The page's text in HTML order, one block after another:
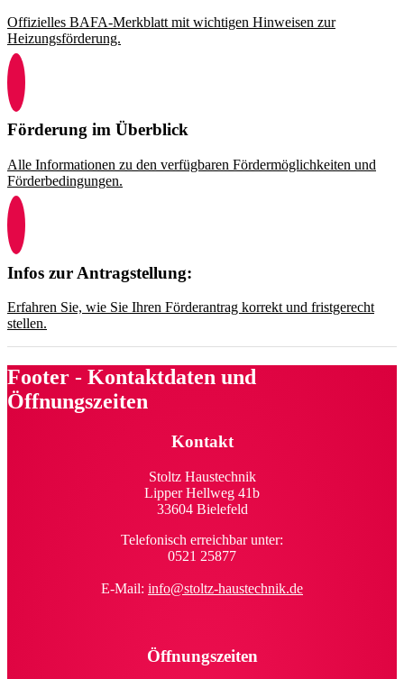
Offizielles BAFA-Merkblatt mit wichtigen Hinweisen zur
Heizungsförderung.
Förderung im Überblick
Alle Informationen zu den verfügbaren Fördermöglichkeiten und
Förderbedingungen.
Infos zur Antragstellung:
Erfahren Sie, wie Sie Ihren Förderantrag korrekt und fristgerecht
stellen.
Footer - Kontaktdaten und
Öffnungszeiten
Kontakt
Stoltz Haustechnik
Lipper Hellweg 41b
33604 Bielefeld
Telefonisch erreichbar unter:
0521 25877
E-Mail: info@stoltz-haustechnik.de
Öffnungszeiten